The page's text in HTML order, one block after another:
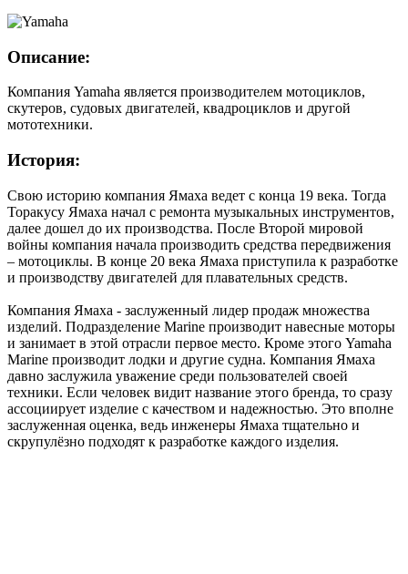
Описание:
Компания Yamaha является производителем мотоциклов,
скутеров, судовых двигателей, квадроциклов и другой
мототехники.
История:
Свою историю компания Ямаха ведет с конца 19 века. Тогда
Торакусу Ямаха начал с ремонта музыкальных инструментов,
далее дошел до их производства. После Второй мировой
войны компания начала производить средства передвижения
– мотоциклы. В конце 20 века Ямаха приступила к разработке
и производству двигателей для плавательных средств.
Компания Ямаха - заслуженный лидер продаж множества
изделий. Подразделение Marine производит навесные моторы
и занимает в этой отрасли первое место. Кроме этого Yamaha
Marine производит лодки и другие судна. Компания Ямаха
давно заслужила уважение среди пользователей своей
техники. Если человек видит название этого бренда, то сразу
ассоциирует изделие с качеством и надежностью. Это вполне
заслуженная оценка, ведь инженеры Ямаха тщательно и
скрупулёзно подходят к разработке каждого изделия.